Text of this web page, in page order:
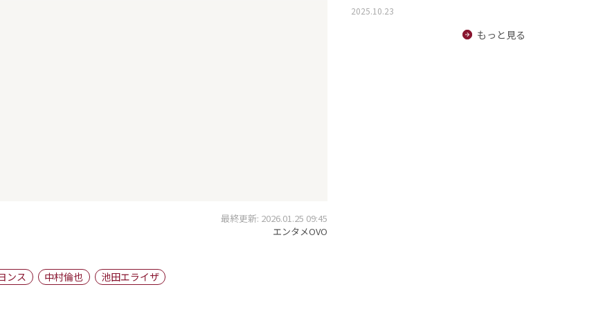
最終更新: 2026.01.25 09:45
エンタメOVO
ンス 中村倫也 池田エライザ
2025.10.23
もっと見る